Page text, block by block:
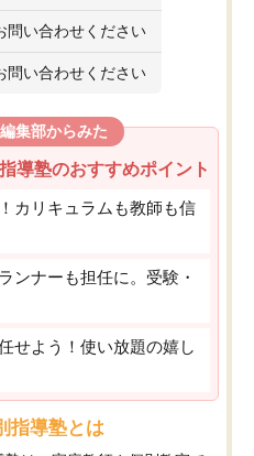
問い合わせください
問い合わせください
集部からみた
導塾のおすすめポイント
カリキュラムも教師も信
ンナーも担任に。受験・
せよう！使い放題の嬉し
指導塾とは